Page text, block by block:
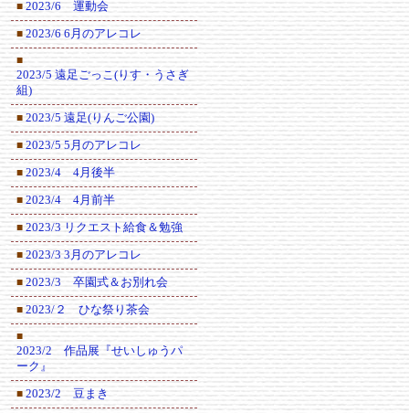
■ 2023/6 運動会
■ 2023/6 6月のアレコレ
■
2023/5 遠足ごっこ(りす・うさぎ
組)
■ 2023/5 遠足(りんご公園)
■ 2023/5 5月のアレコレ
■ 2023/4 4月後半
■ 2023/4 4月前半
■ 2023/3 リクエスト給食＆勉強
■ 2023/3 3月のアレコレ
■ 2023/3 卒園式＆お別れ会
■ 2023/２ ひな祭り茶会
■
2023/2 作品展『せいしゅうパ
ーク』
■ 2023/2 豆まき